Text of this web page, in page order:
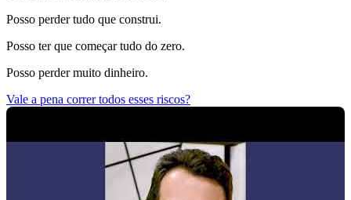
Posso perder tudo que construi.
Posso ter que começar tudo do zero.
Posso perder muito dinheiro.
Vale a pena correr todos esses riscos?